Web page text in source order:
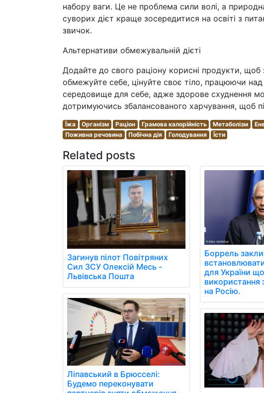
набору ваги. Це не проблема сили волі, а
суворих дієт краще зосередитися на освіті з
звичок.
Альтернативи обмежувальній дієті
Додайте до свого раціону корисні продукти,
обмежуйте себе, цінуйте своє тіло, працюючи
середовище для себе, адже здорове схуднення
дотримуючись збалансованого харчування, щоб
Їжа Організм Раціон Грамова калорійність Метаболізм
Поживна речовина
Побічна дія Голодування Їсти
Related posts
Загинув пілот Повітряних
Сил ЗСУ Олексій Месь -
Львівська Пошта
Ліпавський в Брюсселі:
Будемо переконувати
Боррель
для України
використання
на Росію.